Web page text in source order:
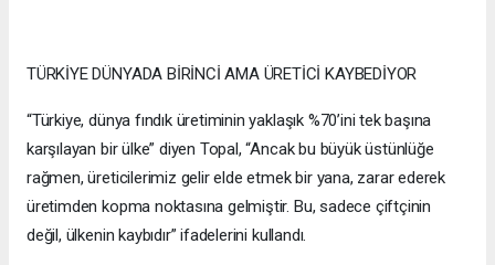
TÜRKİYE DÜNYADA BİRİNCİ AMA ÜRETİCİ KAYBEDİYOR
“Türkiye, dünya fındık üretiminin yaklaşık %70’ini tek başına
karşılayan bir ülke” diyen Topal, “Ancak bu büyük üstünlüğe
rağmen, üreticilerimiz gelir elde etmek bir yana, zarar ederek
üretimden kopma noktasına gelmiştir. Bu, sadece çiftçinin
değil, ülkenin kaybıdır” ifadelerini kullandı.